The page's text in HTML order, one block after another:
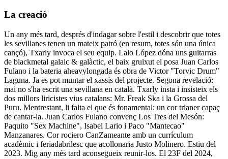
La creació
Un any més tard, després d'indagar sobre l'estil i descobrir que totes
les sevillanes tenen un mateix patró (en resum, totes són una única
cançó), Txarly invoca el seu equip. Lalo López dóna uns guitarras
de blackmetal galaic & galàctic, el baix gruixut el posa Juan Carlos
Fulano i la bateria aheavylongada és obra de Victor "Torvic Drum"
Laguna. Ja es pot muntar el xassís del projecte. Segona revelació:
mai no s'ha escrit una sevillana en català. Txarly insta i insisteix els
dos millors liricistes vius catalans: Mr. Freak Ska i la Grossa del
Puru. Mentrestant, li falta el que és fonamental: un cor trianer capaç
de cantar-la. Juan Carlos Fulano convenç Los Tres del Mesón:
Paquito "Sex Machine", Isabel Lario i Paco "Mantecao"
Manzanares. Cor rociero CanZameante amb un currículum
acadèmic i feriadabrilesc que acollonaria Justo Molinero. Estiu del
2023. Mig any més tard aconsegueix reunir-los. El 23F del 2024,